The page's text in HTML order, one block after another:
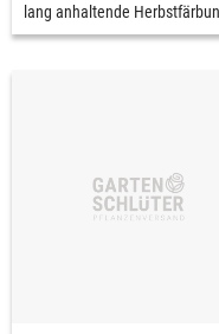
lang anhaltende